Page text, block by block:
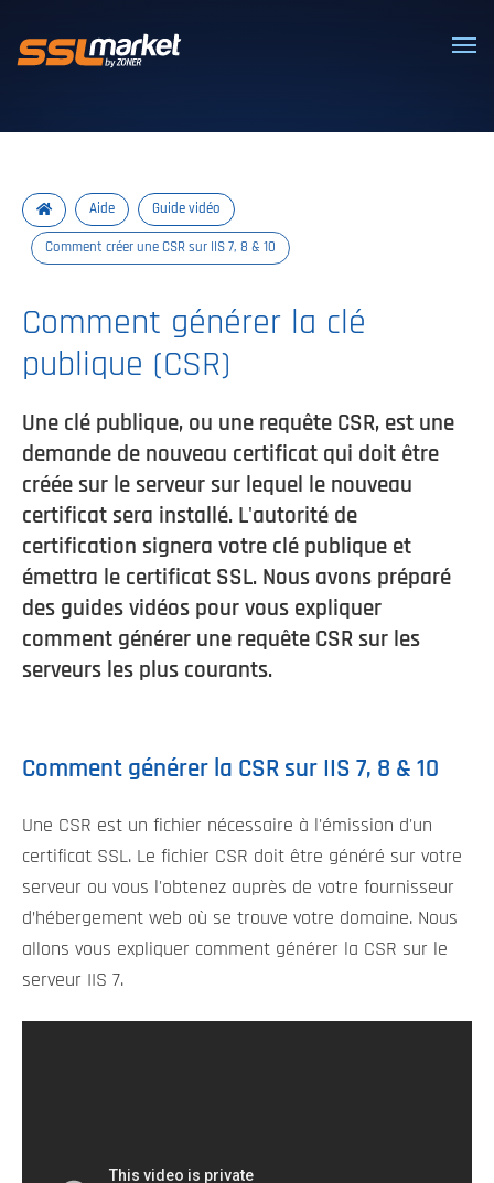
Certificats SSL/TLS de confiance
Aide Guide vidéo
Comment créer une CSR sur IIS 7, 8 & 10
Comment générer la clé
publique (CSR)
Une clé publique, ou une requête CSR, est une
demande de nouveau certificat qui doit être
créée sur le serveur sur lequel le nouveau
certificat sera installé. L'autorité de
certification signera votre clé publique et
émettra le certificat SSL. Nous avons préparé
des guides vidéos pour vous expliquer
comment générer une requête CSR sur les
serveurs les plus courants.
Comment générer la CSR sur IIS 7, 8 & 10
Une CSR est un fichier nécessaire à l'émission d'un
certificat SSL. Le fichier CSR doit être généré sur votre
serveur ou vous l'obtenez auprès de votre fournisseur
d’hébergement web où se trouve votre domaine. Nous
allons vous expliquer comment générer la CSR sur le
serveur IIS 7.